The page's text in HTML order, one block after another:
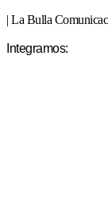
| La Bulla
Integramos: